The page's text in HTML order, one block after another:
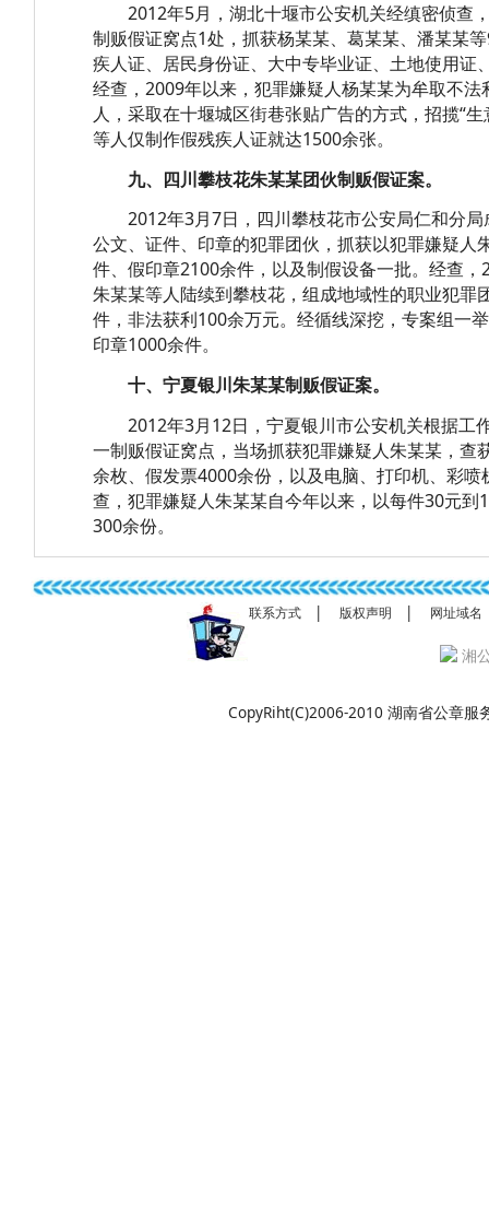
2012年5月，湖北十堰市公安机关经缜密侦查
制贩假证窝点1处，抓获杨某某、葛某某、潘某某
疾人证、居民身份证、大中专毕业证、土地使用证
经查，2009年以来，犯罪嫌疑人杨某某为牟取不
人，采取在十堰城区街巷张贴广告的方式，招揽“
等人仅制作假残疾人证就达1500余张。
九、四川攀枝花朱某某团伙制贩假证案。
2012年3月7日，四川攀枝花市公安局仁和分局
公文、证件、印章的犯罪团伙，抓获以犯罪嫌疑人
件、假印章2100余件，以及制假设备一批。经查
朱某某等人陆续到攀枝花，组成地域性的职业犯罪
件，非法获利100余万元。经循线深挖，专案组一
印章1000余件。
十、宁夏银川朱某某制贩假证案。
2012年3月12日，宁夏银川市公安机关根据工
一制贩假证窝点，当场抓获犯罪嫌疑人朱某某，查
余枚、假发票4000余份，以及电脑、打印机、彩
查，犯罪嫌疑人朱某某自今年以来，以每件30元
300余份。
联系方式 | 版权声明 | 网址域名
湘
CopyRiht(C)2006-2010 湖南省公章服